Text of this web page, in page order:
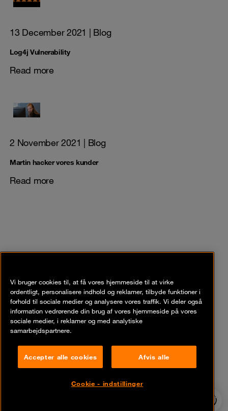
13 December 2021 | Blog
Log4j Vulnerability
Read more
2 November 2021 | Blog
Martin hacker vores kunder
Read more
Support service
Vi bruger cookies til, at få vores hjemmeside til at virke
ordentligt, personalisere indhold og reklamer, tilbyde funktioner i
forhold til sociale medier og analysere vores traffik. Vi deler også
information vedrørende din brug af vores hjemmeside på vores
sociale medier, i reklamer og med analytiske
samarbejdspartnere.
Accepter alle cookies Afvis alle
Cookie - indstillinger